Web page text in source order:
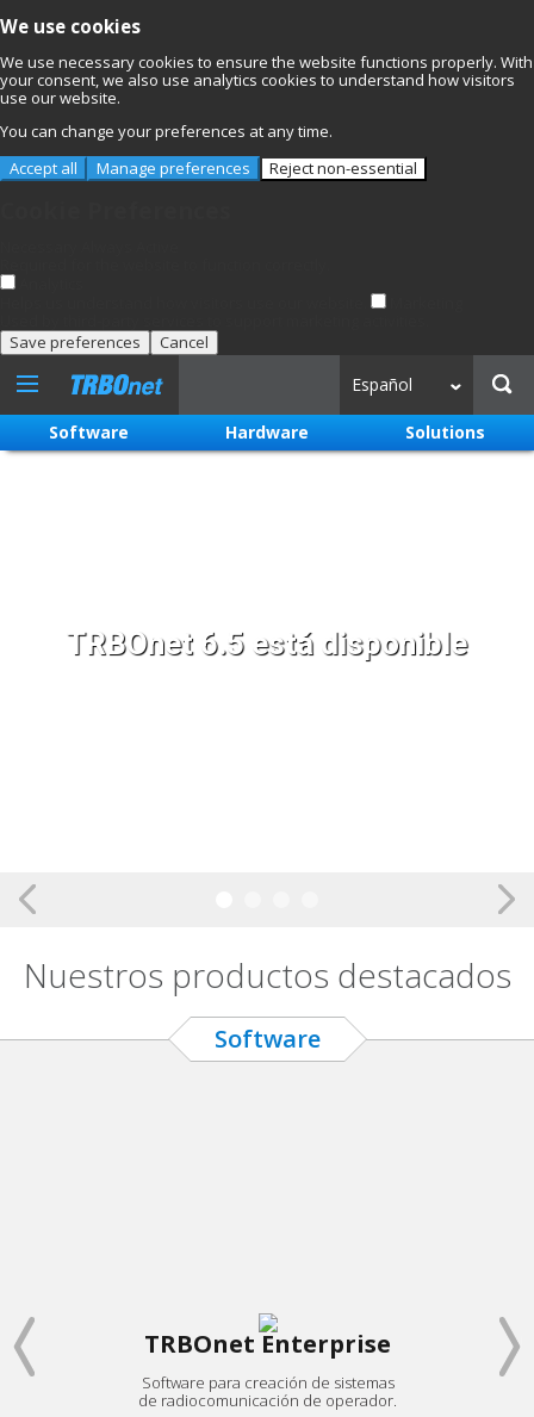
We use cookies
We use necessary cookies to ensure the website functions properly. With
your consent, we also use analytics cookies to understand how visitors
use our website.
You can change your preferences at any time.
Accept all
Manage preferences Reject non-essential
Save preferences
Cancel
Español
Software Hardware Solutions
TRBOnet 6.5 está disponible
Nuestros productos destacados
Software
TRBOnet Enterprise
Software para creación de sistemas
de radiocomunicación de operador.
Una